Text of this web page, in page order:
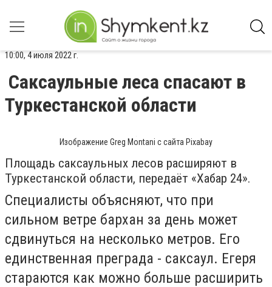
10:00, 4 июля 2022 г.
Саксаульные леса спасают в
Туркестанской области
Изображение Greg Montani с сайта Pixabay
Площадь саксаульных лесов расширяют в
Туркестанской области, передаёт «Хабар 24».
Специалисты объясняют, что при
сильном ветре бархан за день может
сдвинуться на несколько метров. Его
единственная преграда - саксаул. Егеря
стараются как можно больше расширить